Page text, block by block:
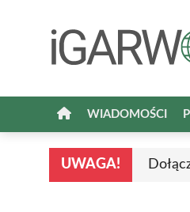
WIADOMOŚCI
UWAGA!